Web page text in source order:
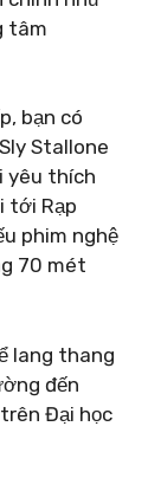
tâm
bạn có
Stallone
yêu thích
tới Rạp
phim nghệ
70 mét
lang thang
đến
Đại học